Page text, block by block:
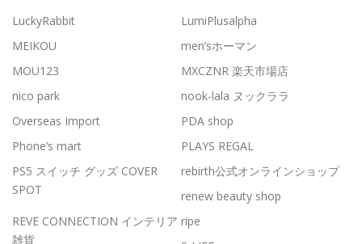
LuckyRabbit
LumiPlusalpha
MEIKOU
men’sホーマン
MOU123
MXCZNR 楽天市場店
nico park
nook-lala ヌックララ
Overseas Import
PDA shop
Phone’s mart
PLAYS REGAL
PS5 スイッチ グッズ COVER
SPOT
rebirth公式オンラインショップ
renew beauty shop
REVE CONNECTION インテリア
雑貨
ripe